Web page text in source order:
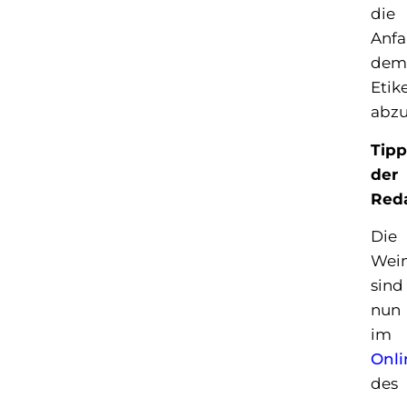
die
dem
Tipp
der
Die
sind
nun
im
des